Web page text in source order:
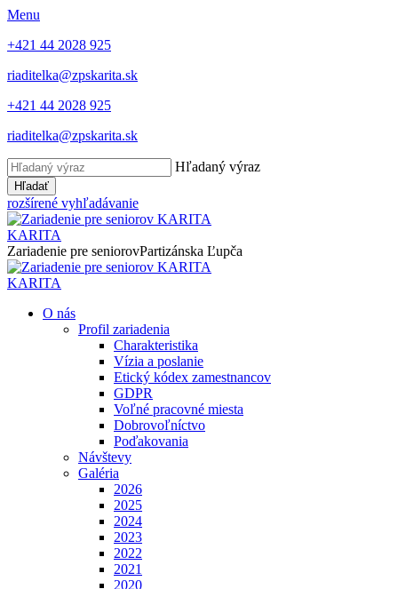
Menu
+421 44 2028 925
riaditelka@zpskarita.sk
+421 44 2028 925
riaditelka@zpskarita.sk
Hľadaný výraz
Hľadať
rozšírené vyhľadávanie
KARITA
Zariadenie pre seniorovPartizánska Ľupča
KARITA
O nás
Profil zariadenia
Charakteristika
Vízia a poslanie
Etický kódex zamestnancov
GDPR
Voľné pracovné miesta
Dobrovoľníctvo
Poďakovania
Návštevy
Galéria
2026
2025
2024
2023
2022
2021
2020